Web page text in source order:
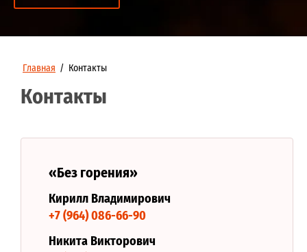
Главная / Контакты
Контакты
«Без горения»
​​​​​Кирилл Владимирович
+7 (964) 086-66-90
Никита Викторович